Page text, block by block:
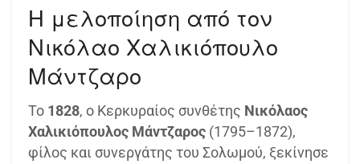
Η μελοποίηση από τον
Νικόλαο Χαλικιόπουλο
Μάντζαρο
Το 1828, ο Κερκυραίος συνθέτης Νικόλαος
Χαλικιόπουλος Μάντζαρος (1795–1872),
φίλος και συνεργάτης του Σολωμού, ξεκίνησε